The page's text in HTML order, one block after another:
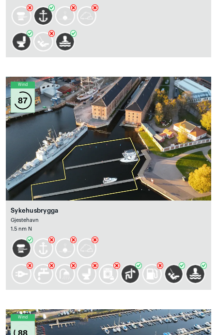
Wind
87
Sykehusbrygga
Gjestehavn
1.5 nm N
Wind
88